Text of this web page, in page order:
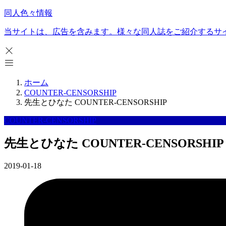
同人色々情報
当サイトは、広告を含みます。様々な同人誌をご紹介するサ
ホーム
COUNTER-CENSORSHIP
先生とひなた COUNTER-CENSORSHIP
COUNTER-CENSORSHIP
先生とひなた COUNTER-CENSORSHIP
2019-01-18